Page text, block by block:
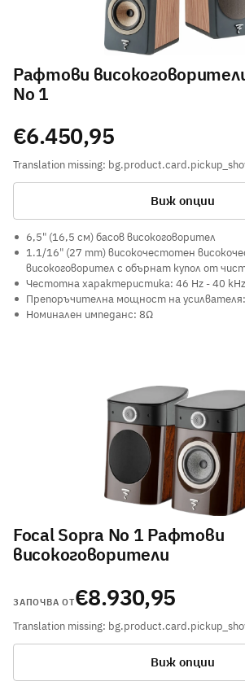
Рафтови
No 1
Translation missing:
€6.450,95
Виж опции
6,5" (16,5 см) басов високоговорител
1.1/16" (27 mm) високочестотен
високоговорител с обърнат купол от
Честотна характеристика: 46 Hz - 40 kHz
Препоръчителна мощност на
Номинален импеданс: 8Ω
Focal Sopra No 1 Рафтови
високоговорители
Translation missing:
ЗАПОЧВА ОТ€8.930,95
Виж опции